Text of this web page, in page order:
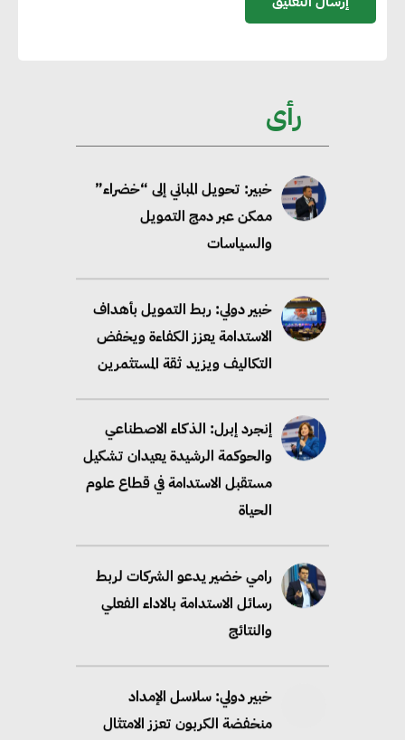
رأى2035
خبير: تحويل المباني إلى “خضراء”
ممكن عبر دمج التمويل
والسياسات
خبير دولي: ربط التمويل بأهداف
الاستدامة يعزز الكفاءة ويخفض
التكاليف ويزيد ثقة المستثمرين
إنجرد إبرل: الذكاء الاصطناعي
والحوكمة الرشيدة يعيدان تشكيل
مستقبل الاستدامة في قطاع علوم
الحياة
رامي خضير يدعو الشركات لربط
رسائل الاستدامة بالاداء الفعلي
والنتائج
خبير دولي: سلاسل الإمداد
منخفضة الكربون تعزز الامتثال